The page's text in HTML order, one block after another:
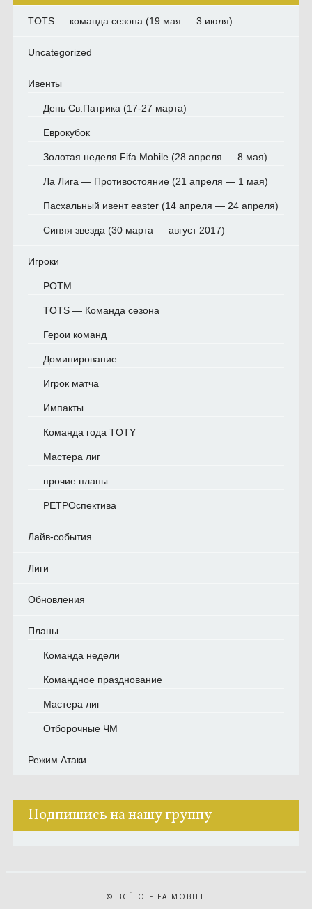
TOTS — команда сезона (19 мая — 3 июля)
Uncategorized
Ивенты
День Св.Патрика (17-27 марта)
Еврокубок
Золотая неделя Fifa Mobile (28 апреля — 8 мая)
Ла Лига — Противостояние (21 апреля — 1 мая)
Пасхальный ивент easter (14 апреля — 24 апреля)
Синяя звезда (30 марта — август 2017)
Игроки
POTM
TOTS — Команда сезона
Герои команд
Доминирование
Игрок матча
Импакты
Команда года TOTY
Мастера лиг
прочие планы
РЕТРОспектива
Лайв-события
Лиги
Обновления
Планы
Команда недели
Командное празднование
Мастера лиг
Отборочные ЧМ
Режим Атаки
Подпишись на нашу группу
© ВСЁ О FIFA MOBILE